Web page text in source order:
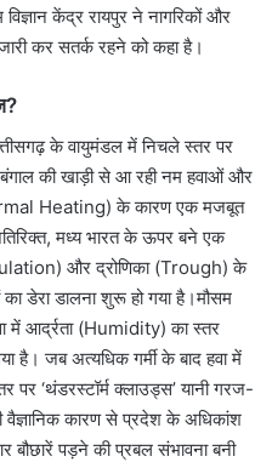
केंद्र रायपुर ने नागरिकों और
कर सतर्क रहने को कहा है।
के वायुमंडल में निचले स्तर पर
की खाड़ी से आ रही नम हवाओं और
Heating) के कारण एक मजबूत
मध्य भारत के ऊपर बने एक
और द्रोणिका (Trough) के
डेरा डालना शुरू हो गया है।मौसम
में आर्द्रता (Humidity) का स्तर
जब अत्यधिक गर्मी के बाद हवा में
पर ‘थंडरस्टॉर्म क्लाउड्स’ यानी गरज-
वैज्ञानिक कारण से प्रदेश के अधिकांश
पड़ने की प्रबल संभावना बनी